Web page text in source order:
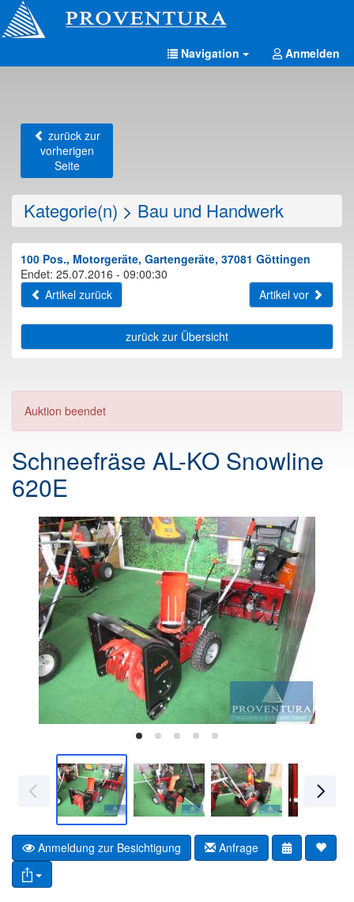
Navigation Anmelden
zurück zur
vorherigen
Seite
Kategorie(n) > Bau und Handwerk
100 Pos., Motorgeräte, Gartengeräte, 37081 Göttingen
Endet: 25.07.2016 - 09:00:30
Artikel zurück
Artikel vor
zurück zur Übersicht
Auktion beendet
Schneefräse AL-KO Snowline
620E
Anmeldung zur Besichtigung Anfrage